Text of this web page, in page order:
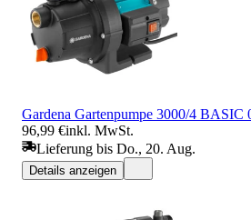
Gardena Gartenpumpe 3000/4 BASIC
96,99 €inkl. MwSt.
Lieferung bis Do., 20. Aug.
Details anzeigen